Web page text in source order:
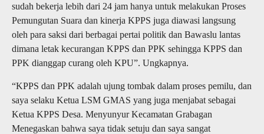
sudah bekerja lebih dari 24 jam hanya untuk melakukan Proses
Pemungutan Suara dan kinerja KPPS juga diawasi langsung
oleh para saksi dari berbagai pertai politik dan Bawaslu lantas
dimana letak kecurangan KPPS dan PPK sehingga KPPS dan
PPK dianggap curang oleh KPU”. Ungkapnya.
“KPPS dan PPK adalah ujung tombak dalam proses pemilu, dan
saya selaku Ketua LSM GMAS yang juga menjabat sebagai
Ketua KPPS Desa. Menyunyur Kecamatan Grabagan
Menegaskan bahwa saya tidak setuju dan saya sangat